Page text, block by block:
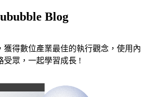
Blog
獲得數位產業最佳的執行觀念，使用內
受眾，一起學習成長 !